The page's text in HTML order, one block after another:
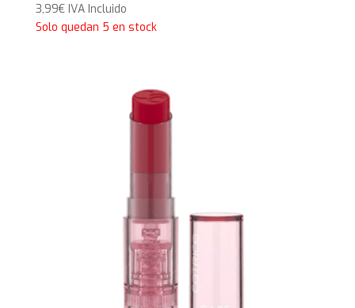
3,99€ IVA Incluido
Solo quedan 5 en stock